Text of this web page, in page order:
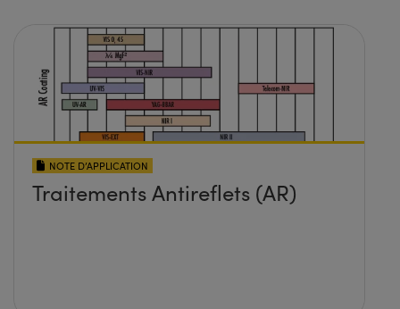
NOTE D’APPLICATION
Traitements Antireflets (AR)